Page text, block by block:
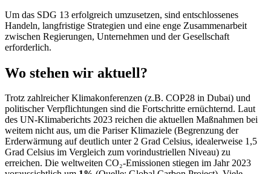
Um das SDG 13 erfolgreich umzusetzen, sind entschlossenes
Handeln, langfristige Strategien und eine enge Zusammenarbeit
zwischen Regierungen, Unternehmen und der Gesellschaft
erforderlich.
Wo stehen wir aktuell?
Trotz zahlreicher Klimakonferenzen (z.B. COP28 in Dubai) und
politischer Verpflichtungen sind die Fortschritte ernüchternd. Laut
des UN-Klimaberichts 2023 reichen die aktuellen Maßnahmen bei
weitem nicht aus, um die Pariser Klimaziele (Begrenzung der
Erderwärmung auf deutlich unter 2 Grad Celsius, idealerweise 1,5
Grad Celsius im Vergleich zum vorindustriellen Niveau) zu
erreichen. Die weltweiten CO₂-Emissionen stiegen im Jahr 2023